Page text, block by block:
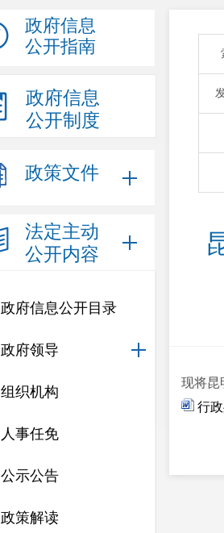
政府信息
公开指南
政府信息
公开制度
政策文件
法定主动
公开内容
政府信息公开目录
政府领导
组织机构
人事任免
公示公告
政策解读
现将昆
行